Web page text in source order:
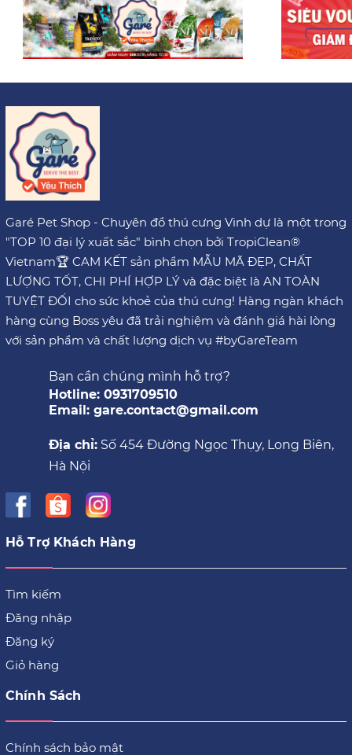
Garé Pet Shop - Chuyên đồ thú cưng Vinh dự là một trong
"TOP 10 đại lý xuất sắc" bình chọn bởi TropiClean®
Vietnam🏆 CAM KẾT sản phẩm MẪU MÃ ĐẸP, CHẤT
LƯỢNG TỐT, CHI PHÍ HỢP LÝ và đặc biệt là AN TOÀN
TUYỆT ĐỐI cho sức khoẻ của thú cưng! Hàng ngàn khách
hàng cùng Boss yêu đã trải nghiệm và đánh giá hài lòng
với sản phẩm và chất lượng dịch vụ #byGareTeam
Bạn cần chúng mình hỗ trợ?
Hotline: 0931709510
Email: gare.contact@gmail.com
Địa chỉ: Số 454 Đường Ngọc Thụy, Long Biên,
Hà Nội
Hỗ Trợ Khách Hàng
Tìm kiếm
Đăng nhập
Đăng ký
Giỏ hàng
Chính Sách
Chính sách bảo mật